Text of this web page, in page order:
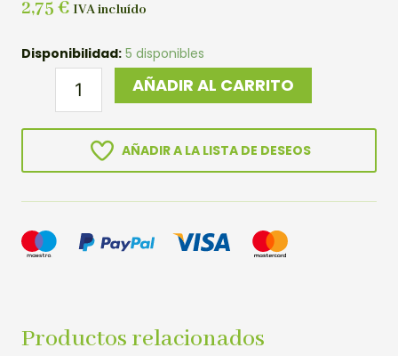
2,75 € IVA incluído
Disponibilidad: 5 disponibles
SEMILLAS
cantidad
AÑADIR AL CARRITO
AÑADIR A LA LISTA DE DESEOS
Productos relacionados